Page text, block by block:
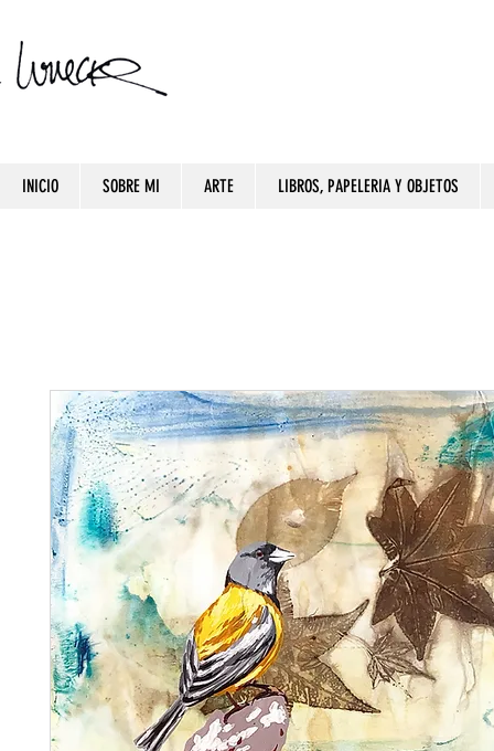
INICIO SOBRE MI ARTE LIBROS, PAPELERIA Y OBJETOS